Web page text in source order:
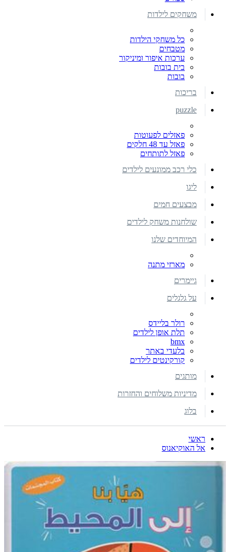
משחקים לילדות
כל משחקי הילדות
מטבחים
ערכות איפור ומיניקור
בית בובות
בובות
בריכות
puzzle
פאזלים לפעוטות
פאזל עד 48 חלקים
פאזל לתותחים
כלי רכב ממונעים לילדים
ליגו
מבצעים חמים
שולחנות משחק לילדים
המיוחדים שלנו
מארזי מתנה
גיימרים
על גלגלים
רולר בליידס
תלת אופן לילדים
bmx
בלעדי באתר
קורקינטים לילדים
מותגים
מדיניות משלוחים והחזרות
בלוג
ראשי
אל האוקיאנוס